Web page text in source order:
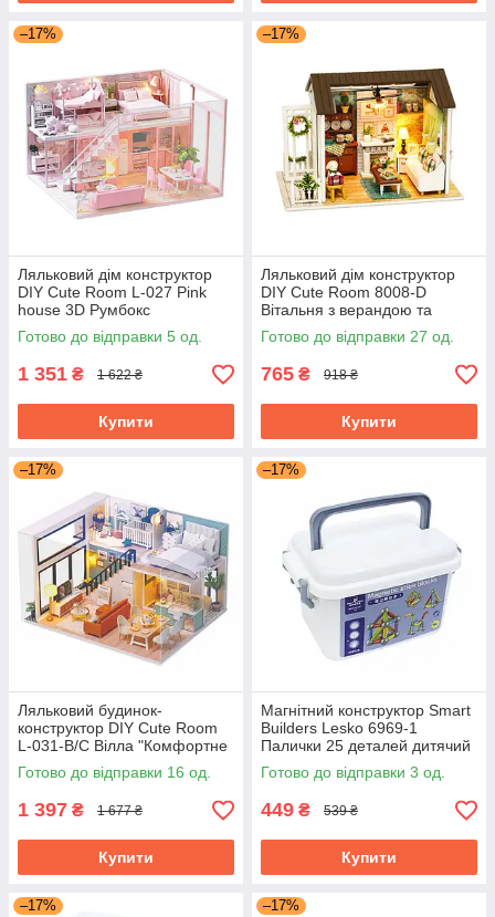
–17%
Ляльковий дім конструктор
DIY Cute Room L-027 Pink
house 3D Румбокс
Готово до відправки 5 од.
1 351 ₴ 1 622 ₴
Купити
–17%
Ляльковий дім конструктор
DIY Cute Room 8008-D
Вітальня з верандою та
каміном 3D Румбокс
Готово до відправки 27 од.
765 ₴ 918 ₴
Купити
–17%
Ляльковий будинок-
конструктор DIY Cute Room
L-031-B/C Вілла "Комфортне
життя" 3D Румбокс
Готово до відправки 16 од.
1 397 ₴ 1 677 ₴
Купити
–17%
Магнітний конструктор Smart
Builders Lesko 6969-1
Палички 25 деталей дитячий
розвивальний для дрібної
моторики
Готово до відправки 3 од.
449 ₴ 539 ₴
Купити
–17% –17%